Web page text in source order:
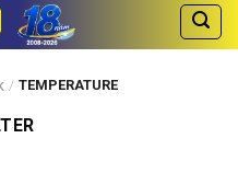
/ TEMPERATURE